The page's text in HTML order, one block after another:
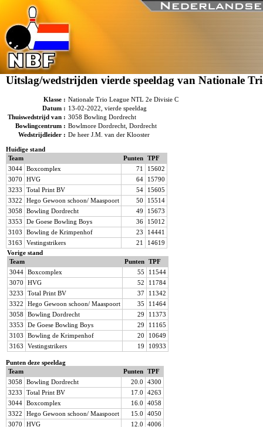
Uitslag/wedstrijden vierde speeldag van Nationale
Klasse : Nationale Trio League NTL 2e Divisie C
Datum : 13-02-2022, vierde speeldag
Thuiswedstrijd van : 3058 Bowling Dordrecht
Bowlingcentrum : Bowlmore Dordrecht, Dordrecht
Wedstrijdleider : De heer J.M. van der Klooster
Huidige stand
Team
Punten
TPF
3044
Boxcomplex 71
15602
3070
HVG 64
15790
3233
Total Print BV 54
15605
3322
Hego Gewoon schoon/ Maaspoort 50
15514
3058
Bowling Dordrecht 49
15673
3353
De Goese Bowling Boys 36
15012
3103
Bowling de Krimpenhof 23
14441
3163
Vestingstrikers 21
14619
Vorige stand
Team
Punten
TPF
3044
Boxcomplex 55
11544
3070
HVG 52
11784
3233
Total Print BV 37
11342
3322
Hego Gewoon schoon/ Maaspoort 35
11464
3058
Bowling Dordrecht 29
11373
3353
De Goese Bowling Boys 29
11165
3103
Bowling de Krimpenhof 20
10649
3163
Vestingstrikers 19 10933
Punten deze speeldag
Team
Punten
TPF
3058
Bowling Dordrecht 20.0
4300
3233
Total Print BV 17.0
4263
3044
Boxcomplex 16.0
4058
3322
Hego Gewoon schoon/ Maaspoort 15.0
4050
3070
HVG 12.0
4006